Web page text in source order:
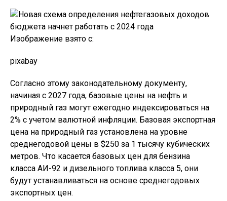
Изображение взято с:
pixabay
Согласно этому законодательному документу,
начиная с 2027 года, базовые цены на нефть и
природный газ могут ежегодно индексироваться на
2% с учетом валютной инфляции. Базовая экспортная
цена на природный газ установлена на уровне
среднегодовой цены в $250 за 1 тысячу кубических
метров. Что касается базовых цен для бензина
класса АИ-92 и дизельного топлива класса 5, они
будут устанавливаться на основе среднегодовых
экспортных цен.